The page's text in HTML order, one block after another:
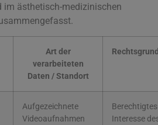
ästhetisch-medizinischen
Art der
verarbeiteten
Daten / Standort
Aufgezeichnete
Videoaufnahmen
Berechtigtes
Interesse